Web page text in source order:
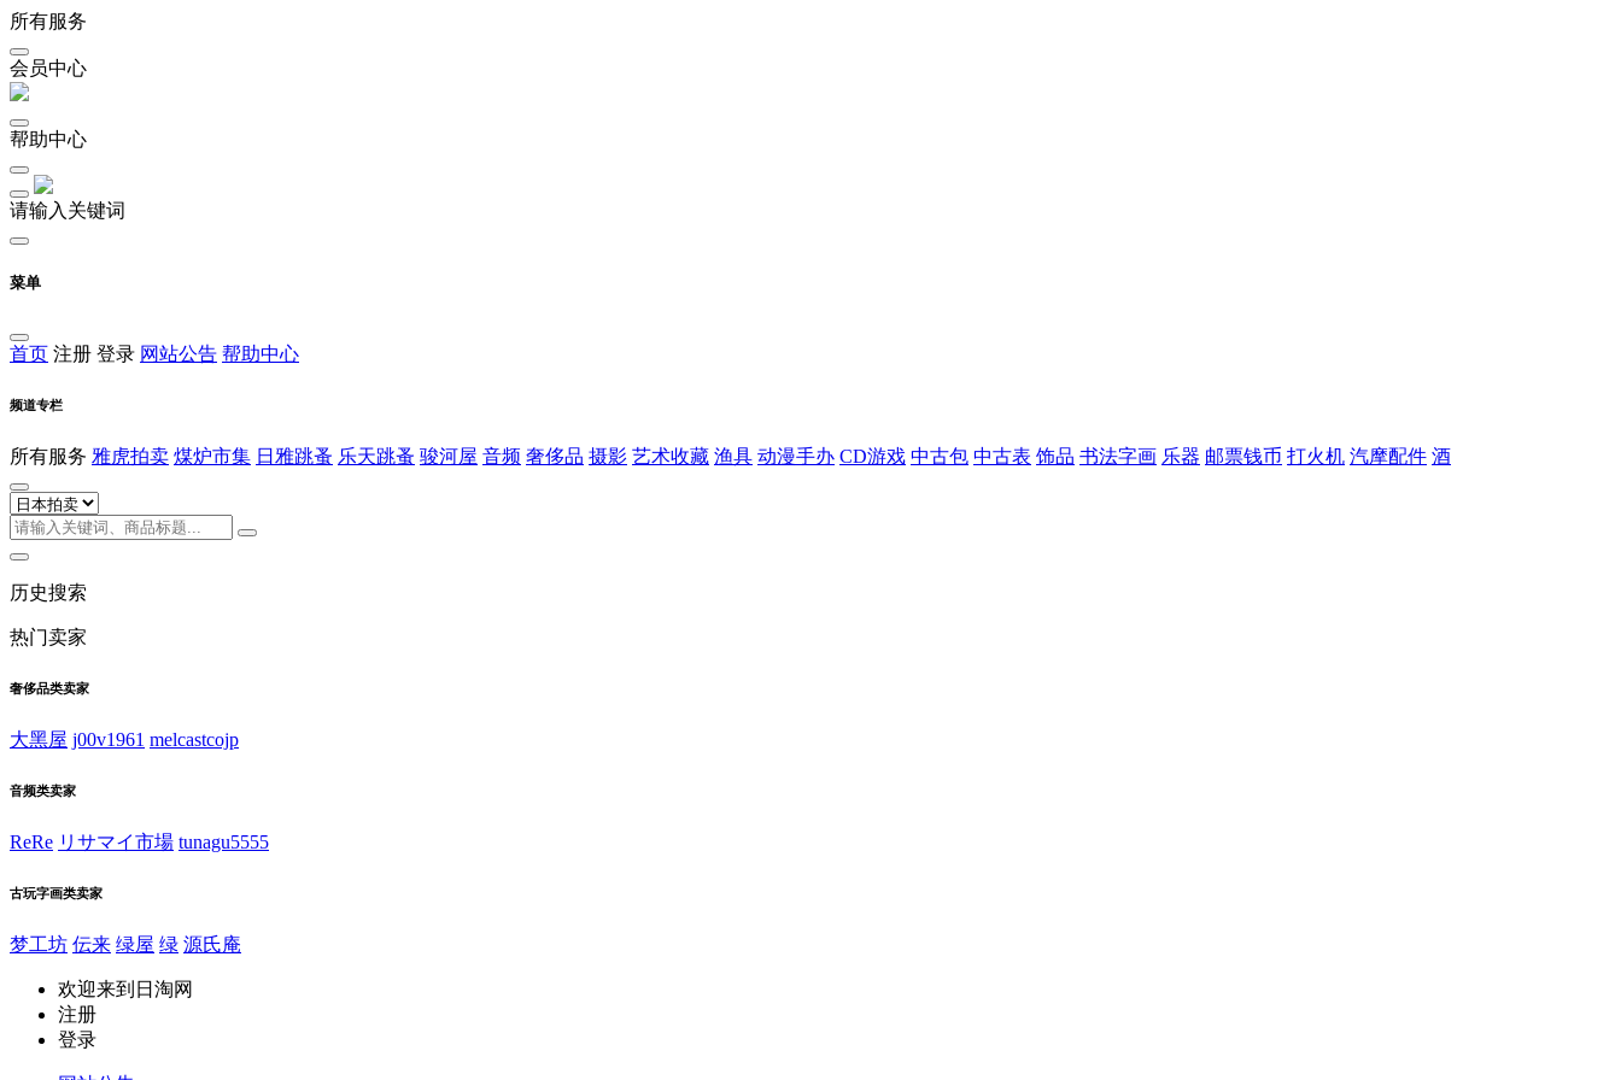
所有服务
会员中心
帮助中心
请输入关键词
菜单
首页 注册 登录 网站公告 帮助中心
频道专栏
所有服务 雅虎拍卖 煤炉市集 日雅跳蚤 乐天跳蚤 骏河屋 音频 奢侈品 摄影 艺术收藏 渔具 动漫手办 CD游戏 中古包 中古表 饰品 书法字画 乐器 邮票钱币 打火机 汽摩配件 酒
历史搜索
热门卖家
奢侈品类卖家
大黑屋 j00v1961 melcastcojp
音频类卖家
ReRe リサマイ市場 tunagu5555
古玩字画类卖家
梦工坊 伝来 绿屋 绿 源氏庵
欢迎来到日淘网
注册
登录